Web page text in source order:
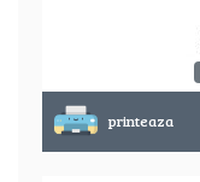
printeaza